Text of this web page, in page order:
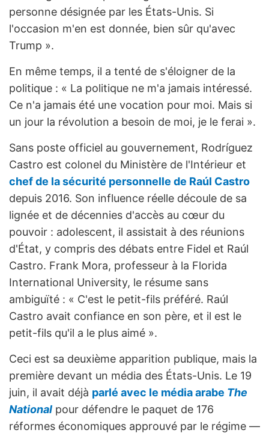
personne désignée par les États-Unis. Si
l'occasion m'en est donnée, bien sûr qu'avec
Trump ».
En même temps, il a tenté de s'éloigner de la
politique : « La politique ne m'a jamais intéressé.
Ce n'a jamais été une vocation pour moi. Mais si
un jour la révolution a besoin de moi, je le ferai ».
Sans poste officiel au gouvernement, Rodríguez
Castro est colonel du Ministère de l'Intérieur et
chef de la sécurité personnelle de Raúl Castro
depuis 2016. Son influence réelle découle de sa
lignée et de décennies d'accès au cœur du
pouvoir : adolescent, il assistait à des réunions
d'État, y compris des débats entre Fidel et Raúl
Castro. Frank Mora, professeur à la Florida
International University, le résume sans
ambiguïté : « C'est le petit-fils préféré. Raúl
Castro avait confiance en son père, et il est le
petit-fils qu'il a le plus aimé ».
Ceci est sa deuxième apparition publique, mais la
première devant un média des États-Unis. Le 19
juin, il avait déjà parlé avec le média arabe The
National pour défendre le paquet de 176
réformes économiques approuvé par le régime —